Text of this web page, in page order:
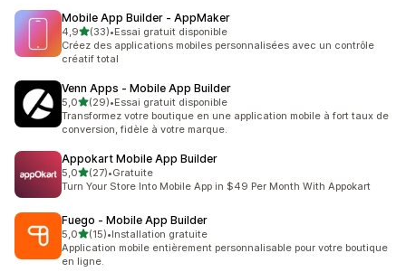
Mobile App Builder ‑ AppMaker
4,9étoile(s) sur 5
(33)
33 avis au total
•Essai gratuit disponible
Créez des applications mobiles personnalisées avec un contrôle
créatif total
Venn Apps ‑ Mobile App Builder
5,0étoile(s) sur 5
(29)
29 avis au total
•Essai gratuit disponible
Transformez votre boutique en une application mobile à fort taux de
conversion, fidèle à votre marque.
Appokart Mobile App Builder
5,0étoile(s) sur 5
(27)
27 avis au total
•Gratuite
Turn Your Store Into Mobile App in $49 Per Month With Appokart
Fuego ‑ Mobile App Builder
5,0étoile(s) sur 5
(15)
15 avis au total
•Installation gratuite
Application mobile entièrement personnalisable pour votre boutique
en ligne.